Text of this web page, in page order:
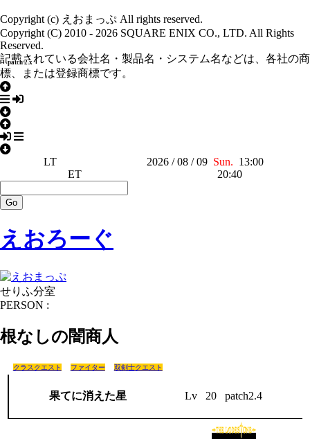
Copyright (c) えおまっぷ All rights reserved.
Copyright (C) 2010 - 2026 SQUARE ENIX CO., LTD. All Rights
Reserved.
記載されている会社名・製品名・システム名などは、各社の商
標、または登録商標です。
LT 2026 / 08 / 09 Sun. 13:00
ET
20:40
えおろーぐ
せりふ分室
PERSON :
根なしの闇商人
patch 2.x
クラスクエスト ファイター 双剣士クエスト
果てに消えた星 Lv 20 patch2.4